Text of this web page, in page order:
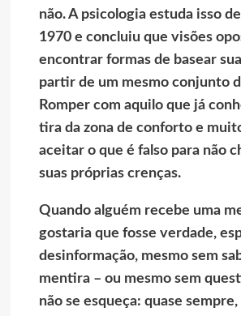
não. A psicologia estuda isso
1970 e concluiu que visões
encontrar formas de basear
partir de um mesmo conjunto
Romper com aquilo que já
tira da zona de conforto e
aceitar o que é falso para não
suas próprias crenças.
Quando alguém recebe uma
gostaria que fosse verdade,
desinformação, mesmo sem
mentira – ou mesmo sem
não se esqueça: quase